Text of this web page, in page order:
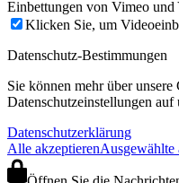
Einbettungen von Vimeo und
Klicken Sie, um
Datenschutz-Bestimmungen
Sie können mehr über unsere
Datenschutzeinstellungen auf
Datenschutzerklärung
Alle akzeptierenAusgewählte